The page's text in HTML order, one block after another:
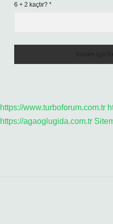
6 + 2 kaçtır? *
https://www.turboforum.com.tr
https://agaoglugida.com.tr